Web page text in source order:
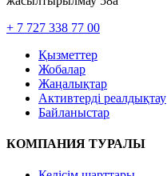
+ 7 727 338 77 00
Қызметтер
Жобалар
Жаңалықтар
Активтерді реалдықтау
Байланыстар
КОМПАНИЯ ТУРАЛЫ